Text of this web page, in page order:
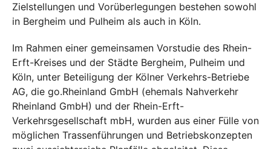
Zielstellungen und Vorüberlegungen bestehen sowohl
in Bergheim und Pulheim als auch in Köln.
Im Rahmen einer gemeinsamen Vorstudie des Rhein-
Erft-Kreises und der Städte Bergheim, Pulheim und
Köln, unter Beteiligung der Kölner Verkehrs-Betriebe
AG, die go.Rheinland GmbH (ehemals Nahverkehr
Rheinland GmbH) und der Rhein-Erft-
Verkehrsgesellschaft mbH, wurden aus einer Fülle von
möglichen Trassenführungen und Betriebskonzepten